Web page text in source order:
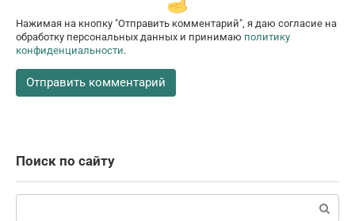
Нажимая на кнопку "Отправить комментарий", я даю согласие на
обработку персональных данных и принимаю политику
конфиденциальности.
Поиск по сайту
Поиск: